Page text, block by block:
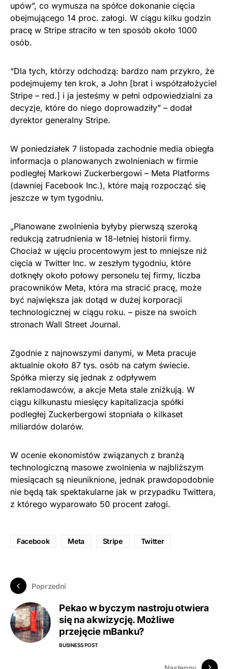
upów”, co wymusza na spółce dokonanie cięcia
obejmującego 14 proc. załogi. W ciągu kilku godzin
pracę w Stripe straciło w ten sposób około 1000
osób.
“Dla tych, którzy odchodzą: bardzo nam przykro, że
podejmujemy ten krok, a John [brat i współzałożyciel
Stripe – red.] i ja jesteśmy w pełni odpowiedzialni za
decyzje, które do niego doprowadziły” – dodał
dyrektor generalny Stripe.
W poniedziałek 7 listopada zachodnie media obiegła
informacja o planowanych zwolnieniach w firmie
podległej Markowi Zuckerbergowi – Meta Platforms
(dawniej Facebook Inc.), które mają rozpocząć się
jeszcze w tym tygodniu.
„Planowane zwolnienia byłyby pierwszą szeroką
redukcją zatrudnienia w 18-letniej historii firmy.
Chociaż w ujęciu procentowym jest to mniejsze niż
cięcia w Twitter Inc. w zeszłym tygodniu, które
dotknęły około połowy personelu tej firmy, liczba
pracowników Meta, która ma stracić pracę, może
być największa jak dotąd w dużej korporacji
technologicznej w ciągu roku. – pisze na swoich
stronach Wall Street Journal.
Zgodnie z najnowszymi danymi, w Meta pracuje
aktualnie około 87 tys. osób na całym świecie.
Spółka mierzy się jednak z odpływem
reklamodawców, a akcje Meta stale zniżkują. W
ciągu kilkunastu miesięcy kapitalizacja spółki
podległej Zuckerbergowi stopniała o kilkaset
miliardów dolarów.
W ocenie ekonomistów związanych z branżą
technologiczną masowe zwolnienia w najbliższym
miesiącach są nieuniknione, jednak prawdopodobnie
nie będą tak spektakularne jak w przypadku Twittera,
z którego wyparowało 50 procent załogi.
Facebook Meta Stripe Twitter
Poprzedni
Pekao w byczym nastroju otwiera
się na akwizycję. Możliwe
przejęcie mBanku?
BUSINESS POST